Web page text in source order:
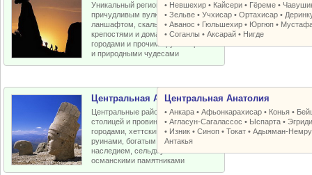
Уникальный регион Турции с
причудливым вулканическим
ланшафтом, скальными церквями,
крепостями и домами, пещерными
городами и прочими рукотворными
и природными чудесами
• Невшехир • Кайсери • Гёреме •
•Зельве •Учхисар •Ортахисар •
•Аванос • Гюльшехир • Юргюп •
•Соганлы •Аксарай • Нигде
Центральная Анатолия
Центральные районы Турции со
столицей и провинциальными
городами, хеттскими и античными
руинами, богатым византийским
наследием, сельджукскими и
османскими памятниками
Центральная Анатолия
•Анкара •Афьонкарахисар • Конья •
•Агласун-Сагалассос • Ыспарта •
• Изник •Синоп •Токат •Адыяман-
Антакья